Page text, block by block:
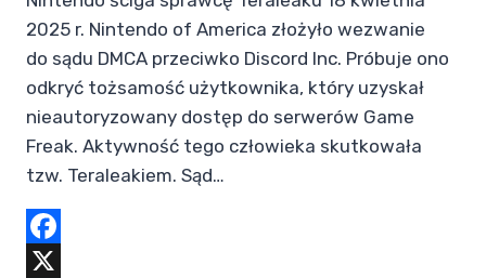
2025 r. Nintendo of America złożyło wezwanie
do sądu DMCA przeciwko Discord Inc. Próbuje ono
odkryć tożsamość użytkownika, który uzyskał
nieautoryzowany dostęp do serwerów Game
Freak. Aktywność tego człowieka skutkowała
tzw. Teraleakiem. Sąd…
Facebook